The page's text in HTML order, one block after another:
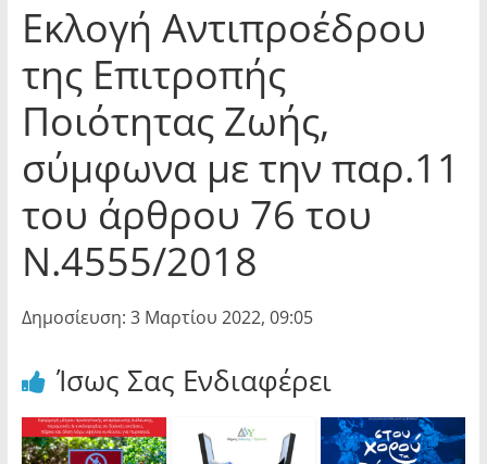
Εκλογή Αντιπροέδρου
της Επιτροπής
Ποιότητας Ζωής,
σύμφωνα με την παρ.11
του άρθρου 76 του
Ν.4555/2018
Δημοσίευση: 3 Μαρτίου 2022, 09:05
Ίσως Σας Ενδιαφέρει